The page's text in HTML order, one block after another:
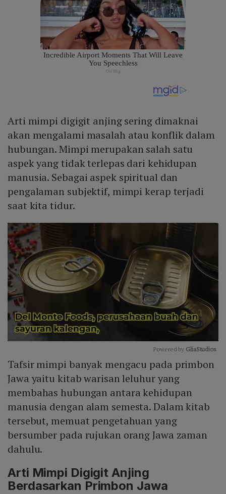
Arti mimpi digigit anjing sering dimaknai
akan mengalami masalah atau konflik dalam
hubungan. Mimpi merupakan salah satu
aspek yang tidak terlepas dari kehidupan
manusia. Sebagai aspek spiritual dan
pengalaman subjektif, mimpi kerap terjadi
saat kita tidur.
Mute
Powered by GliaStudios
Tafsir mimpi banyak mengacu pada primbon
Jawa yaitu kitab warisan leluhur yang
membahas hubungan antara kehidupan
manusia dengan alam semesta. Dalam kitab
tersebut, memuat pengetahuan yang
bersumber pada rujukan orang Jawa zaman
dahulu.
Arti Mimpi Digigit Anjing
Berdasarkan Primbon Jawa